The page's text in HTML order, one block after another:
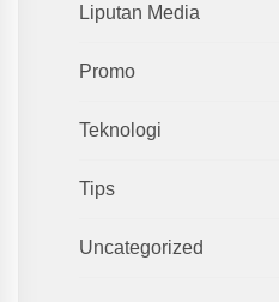
Liputan Media
Promo
Teknologi
Tips
Uncategorized